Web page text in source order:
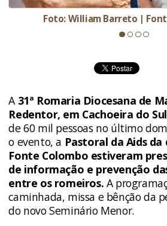
Foto: William Barreto |
A 31ª Romaria Diocesana de
Redentor, em Cachoeira do
de 60 mil pessoas no último
o evento, a Pastoral da Aids da
Fonte Colombo estiveram
de informação e prevenção
entre os romeiros. A
caminhada, missa e bênção da
do novo Seminário Menor.